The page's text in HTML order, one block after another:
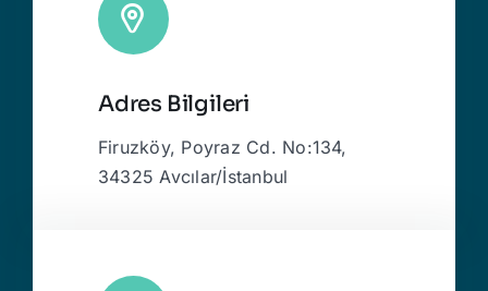
Adres Bilgileri
Firuzköy, Poyraz Cd. No:134,
34325 Avcılar/İstanbul